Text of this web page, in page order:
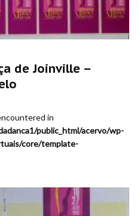
de Joinville –
in
public_html/acervo/wp-
core/template-